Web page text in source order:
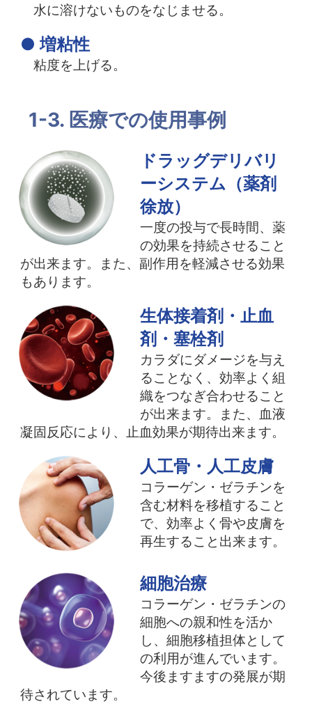
水に溶けないものをなじませる。
● 増粘性
粘度を上げる。
1-3. 医療での使用事例
ドラッグデリバリ
ーシステム（薬剤
徐放）
一度の投与で長時間、薬
の効果を持続させること
が出来ます。また、副作用を軽減させる効果
もあります。
生体接着剤・止血
剤・塞栓剤
カラダにダメージを与え
ることなく、効率よく組
織をつなぎ合わせること
が出来ます。また、血液
凝固反応により、止血効果が期待出来ます。
人工骨・人工皮膚
コラーゲン・ゼラチンを
含む材料を移植すること
で、効率よく骨や皮膚を
再生すること出来ます。
細胞治療
コラーゲン・ゼラチンの
細胞への親和性を活か
し、細胞移植担体として
の利用が進んでいます。
今後ますますの発展が期
待されています。